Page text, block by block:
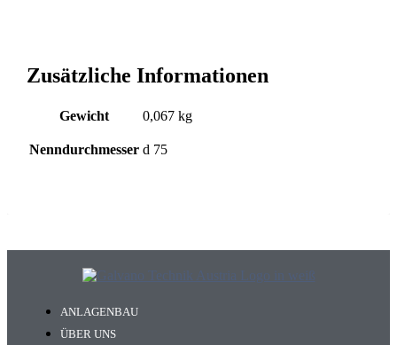
Zusätzliche Informationen
Gewicht 0,067 kg
Nenndurchmesser d 75
ANLAGENBAU
ÜBER UNS